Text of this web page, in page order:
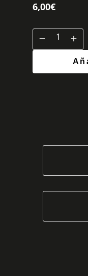
6,00€